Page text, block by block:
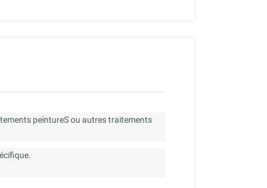
peintureS ou autres traitements